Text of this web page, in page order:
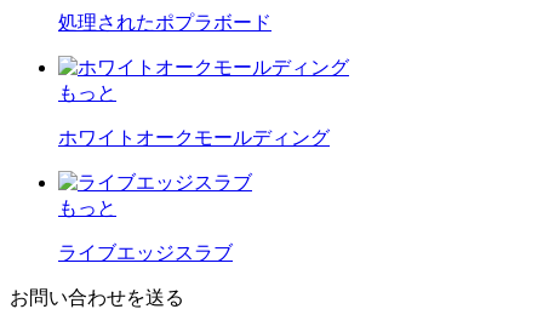
処理されたポプラボード
もっと
ホワイトオークモールディング
もっと
ライブエッジスラブ
お問い合わせを送る